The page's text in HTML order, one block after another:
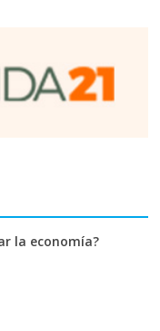
la economía?